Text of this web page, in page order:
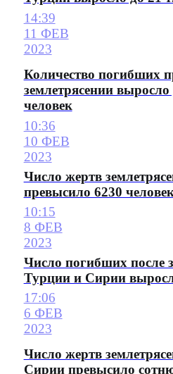
14:39
11 ФЕВ
2023
Количество погибших
землетрясении выросло
человек
10:36
10 ФЕВ
2023
Число жертв
превысило 6230
10:15
8 ФЕВ
2023
Число погибших после
Турции и Сирии
17:06
6 ФЕВ
2023
Число жертв
Сирии превысило